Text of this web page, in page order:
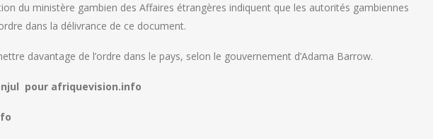
du ministère gambien des Affaires étrangères indiquent que les autorités gambiennes
dans la délivrance de ce document.
davantage de l’ordre dans le pays, selon le gouvernement d’Adama Barrow.
pour afriquevision.info